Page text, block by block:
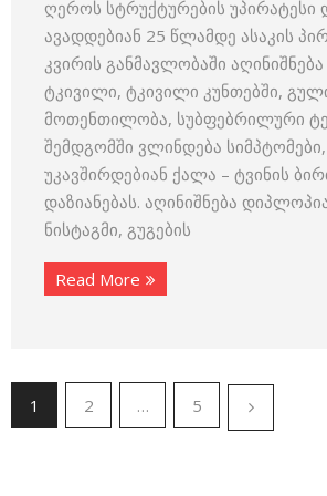
ღეროს სტრუქტურების უპირატესი
ავადდებიან 25 წლამდე ასაკის
კვირის განმავლობაში
ტკივილი, ტკივილი კუნთებში,
მოთენთილობა, სუბფებრილური
შემდგომში ვლინდება
უკავშირდებიან ქალა – ტვინის
დაზიანებას. აღინიშნება
ნისტაგმი, გუგების
Read More
1 2 … 5